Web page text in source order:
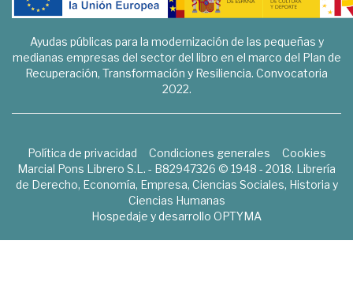
Ayudas públicas para la modernización de las pequeñas y
medianas empresas del sector del libro en el marco del Plan de
Recuperación, Transformación y Resiliencia. Convocatoria
2022.
Política de privacidad Condiciones generales
Cookies
Marcial Pons Librero S.L. - B82947326 © 1948 - 2018. Librería
de Derecho, Economía, Empresa, Ciencias Sociales, Historia y
Ciencias Humanas
Hospedaje y desarrollo OPTYMA